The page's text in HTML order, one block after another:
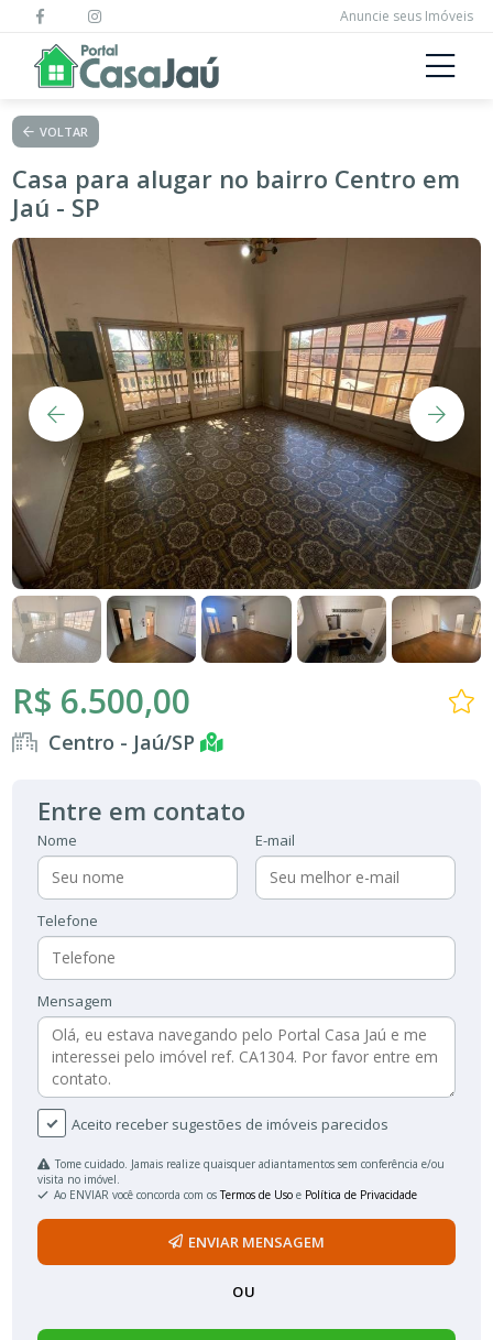
Anuncie seus Imóveis
VOLTAR
Casa para alugar no bairro Centro em
Jaú - SP
R$ 6.500,00
Centro - Jaú/SP
Entre em contato
Nome E-mail
Telefone
Mensagem
Aceito receber sugestões de imóveis parecidos
Tome cuidado. Jamais realize quaisquer adiantamentos sem conferência e/ou
visita no imóvel.
Ao ENVIAR você concorda com osTermos de Uso e Política de Privacidade
ENVIAR MENSAGEM
OU